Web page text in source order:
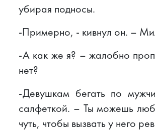
убирая подносы.
-Примерно, - кивнул он. –
-А как же я? – жалобно
нет?
-Девушкам бегать по
салфеткой. – Ты можешь
чуть, чтобы вызвать у него